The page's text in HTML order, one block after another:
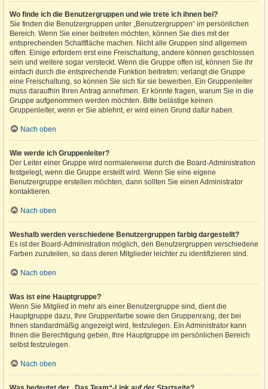
Wo finde ich die Benutzergruppen und wie trete ich ihnen bei?
Sie finden die Benutzergruppen unter „Benutzergruppen“ im persönlichen
Bereich. Wenn Sie einer beitreten möchten, können Sie dies mit der
entsprechenden Schaltfläche machen. Nicht alle Gruppen sind allgemein
offen. Einige erfordern erst eine Freischaltung, andere können geschlossen
sein und weitere sogar versteckt. Wenn die Gruppe offen ist, können Sie ihr
einfach durch die entsprechende Funktion beitreten; verlangt die Gruppe
eine Freischaltung, so können Sie sich für sie bewerben. Ein Gruppenleiter
muss daraufhin Ihren Antrag annehmen. Er könnte fragen, warum Sie in die
Gruppe aufgenommen werden möchten. Bitte belästige keinen
Gruppenleiter, wenn er Sie ablehnt, er wird einen Grund dafür haben.
Nach oben
Wie werde ich Gruppenleiter?
Der Leiter einer Gruppe wird normalerweise durch die Board-Administration
festgelegt, wenn die Gruppe erstellt wird. Wenn Sie eine eigene
Benutzergruppe erstellen möchten, dann sollten Sie einen Administrator
kontaktieren.
Nach oben
Weshalb werden verschiedene Benutzergruppen farbig dargestellt?
Es ist der Board-Administration möglich, den Benutzergruppen verschiedene
Farben zuzuteilen, so dass deren Mitglieder leichter zu identifizieren sind.
Nach oben
Was ist eine Hauptgruppe?
Wenn Sie Mitglied in mehr als einer Benutzergruppe sind, dient die
Hauptgruppe dazu, Ihre Gruppenfarbe sowie den Gruppenrang, der bei
Ihnen standardmäßig angezeigt wird, festzulegen. Ein Administrator kann
Ihnen die Berechtigung geben, Ihre Hauptgruppe im persönlichen Bereich
selbst festzulegen.
Nach oben